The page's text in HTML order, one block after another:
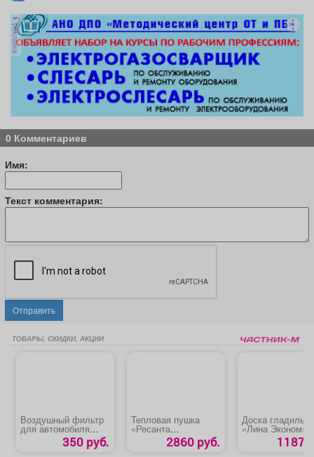
реклама
0 Комментариев
Имя:
Текст комментария:
Отправить
ТОВАРЫ, СКИДКИ, АКЦИИ
Воздушный фильтр
для автомобиля
«Hyundai Elantra»
350 руб.
Тепловая пушка
«Ресанта
ТЭП-3000К»2860 руб.
Доска
«Лина Эконом»
1187